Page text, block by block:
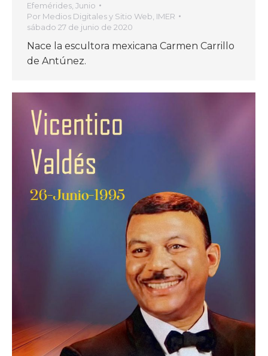
Efemérides, Junio
Por Medios Digitales y Sitio Web, IMER
sábado 27 de junio de 2020
Nace la escultora mexicana Carmen Carrillo
de Antúnez.